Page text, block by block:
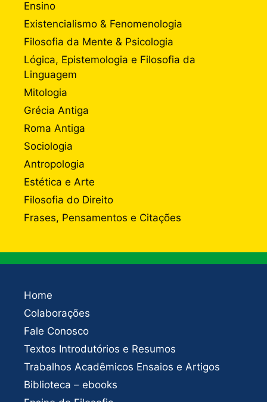
Ensino
Existencialismo & Fenomenologia
Filosofia da Mente & Psicologia
Lógica, Epistemologia e Filosofia da
Linguagem
Mitologia
Grécia Antiga
Roma Antiga
Sociologia
Antropologia
Estética e Arte
Filosofia do Direito
Frases, Pensamentos e Citações
Home
Colaborações
Fale Conosco
Textos Introdutórios e Resumos
Trabalhos Acadêmicos Ensaios e Artigos
Biblioteca – ebooks